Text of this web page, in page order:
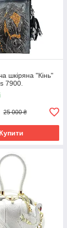
шкіряна "Кінь"
7900.
25 000 ₴
Купити